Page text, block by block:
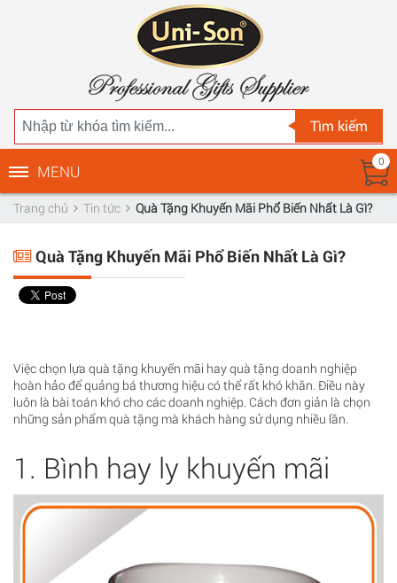
Tìm kiếm
0
MENU
Trang chủ Tin tức Quà Tặng Khuyến Mãi Phổ Biến Nhất Là Gì?
Quà Tặng Khuyến Mãi Phổ Biến Nhất Là Gì?
Việc chọn lựa quà tặng khuyến mãi hay quà tặng doanh nghiệp
hoàn hảo để quảng bá thương hiệu có thể rất khó khăn. Điều này
luôn là bài toán khó cho các doanh nghiệp. Cách đơn giản là chọn
những sản phẩm quà tặng mà khách hàng sử dụng nhiều lần.
1. Bình hay ly khuyến mãi